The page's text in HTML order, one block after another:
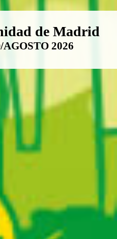
Comunidad de
de Madrid
2026